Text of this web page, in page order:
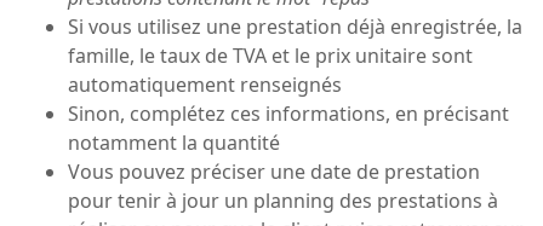
Si vous utilisez une prestation déjà enregistrée, la
famille, le taux de TVA et le prix unitaire sont
automatiquement renseignés
Sinon, complétez ces informations, en précisant
notamment la quantité
Vous pouvez préciser une date de prestation
pour tenir à jour un planning des prestations à